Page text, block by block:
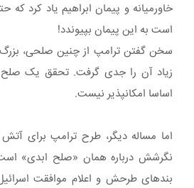
خاورمیانه و پیمان ابراهیم یاد کرد
است به این پیمان بپیوندد!
سخن گفتن ترامپ از چنین صلحی،
زیاد آن را جدی گرفت. تحقق یک
اساسا امکانپذیر نیست.
اما مساله دیگر، طرح ترامپ برای
نگرشش درباره همان «صلح ابدی»
بندهای طرحش و اعلام موافقت